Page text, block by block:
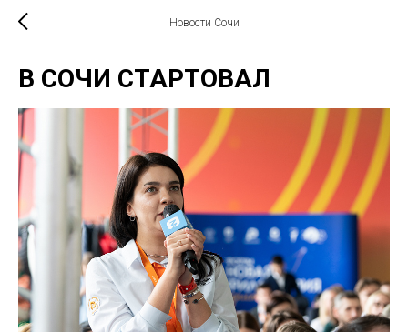
Новости Сочи
В СОЧИ СТАРТОВАЛ